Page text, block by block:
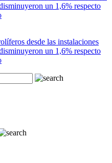
desde las instalaciones
un 1,6% respecto